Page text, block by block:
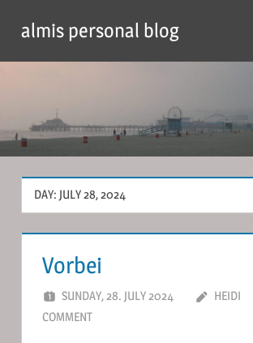
content
almis personal blog
DAY: JULY 28, 2024
Vorbei
SUNDAY, 28. JULY 2024 HEIDI
COMMENT